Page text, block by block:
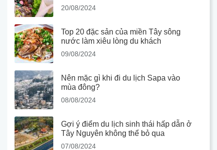
20/08/2024
Top 20 đặc sản của miền Tây sông
nước làm xiêu lòng du khách
09/08/2024
Nên mặc gì khi đi du lịch Sapa vào
mùa đông?
08/08/2024
Gợi ý điểm du lịch sinh thái hấp dẫn ở
Tây Nguyên không thể bỏ qua
07/08/2024